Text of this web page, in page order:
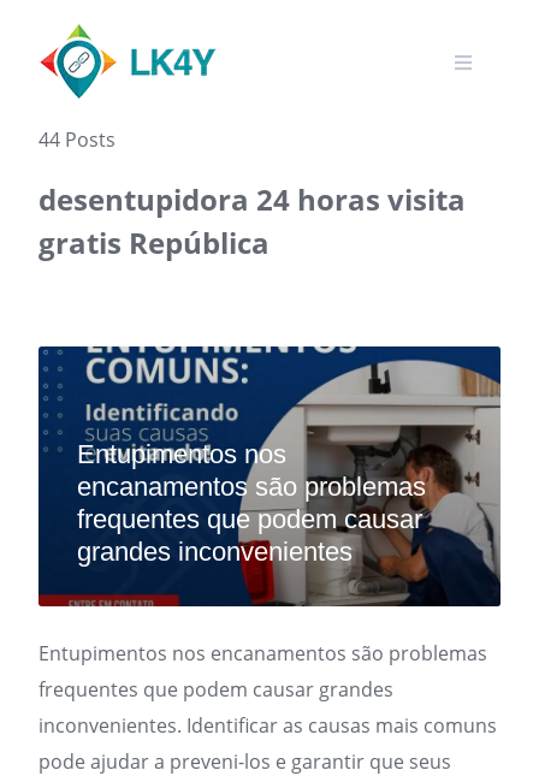
content
44 Posts
desentupidora 24 horas visita
gratis República‎
Entupimentos nos
encanamentos são problemas
frequentes que podem causar
grandes inconvenientes
Entupimentos nos encanamentos são problemas
frequentes que podem causar grandes
inconvenientes. Identificar as causas mais comuns
pode ajudar a preveni-los e garantir que seus